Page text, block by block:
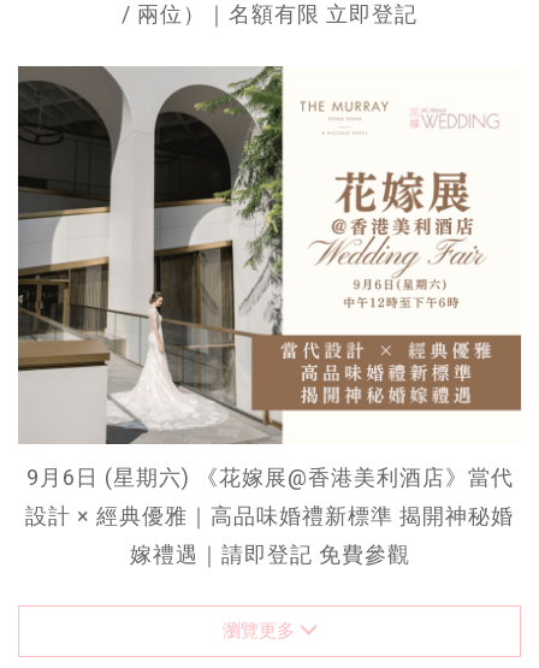
/ 兩位）｜名額有限 立即登記
9月6日 (星期六) 《花嫁展@香港美利酒店》當代
設計 × 經典優雅｜高品味婚禮新標準 揭開神秘婚
嫁禮遇｜請即登記 免費參觀
瀏覽更多